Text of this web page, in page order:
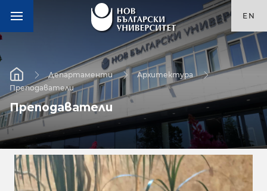
EN
Департаменти
Архитектура
Преподаватели
Преподаватели